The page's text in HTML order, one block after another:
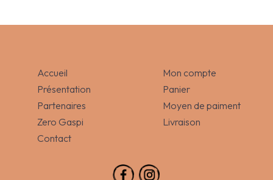
Accueil
Présentation
Partenaires
Zero Gaspi
Contact
Mon compte
Panier
Moyen de paiment
Livraison